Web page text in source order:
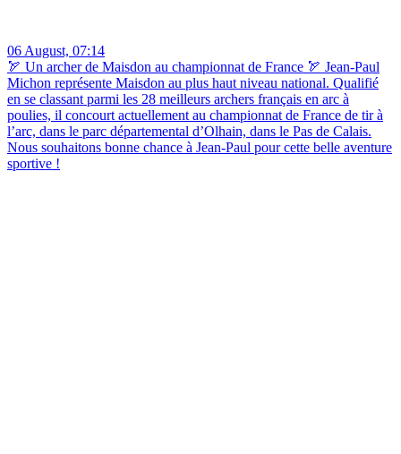
06 August, 07:14
🏹 Un archer de Maisdon au championnat de France 🏹 Jean-Paul
Michon représente Maisdon au plus haut niveau national. Qualifié
en se classant parmi les 28 meilleurs archers français en arc à
poulies, il concourt actuellement au championnat de France de tir à
l’arc, dans le parc départemental d’Olhain, dans le Pas de Calais.
Nous souhaitons bonne chance à Jean-Paul pour cette belle aventure
sportive !